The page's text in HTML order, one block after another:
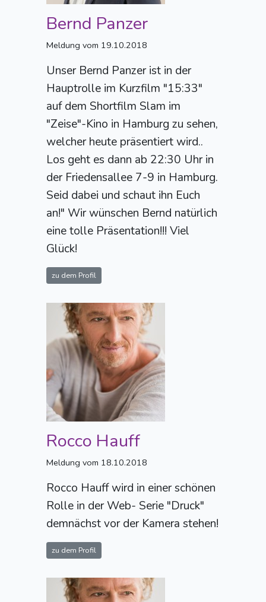
Bernd Panzer
Meldung vom 19.10.2018
Unser Bernd Panzer ist in der
Hauptrolle im Kurzfilm "15:33"
auf dem Shortfilm Slam im
"Zeise"-Kino in Hamburg zu sehen,
welcher heute präsentiert wird..
Los geht es dann ab 22:30 Uhr in
der Friedensallee 7-9 in Hamburg.
Seid dabei und schaut ihn Euch
an!" Wir wünschen Bernd natürlich
eine tolle Präsentation!!! Viel
Glück!
zu dem Profil
Rocco Hauff
Meldung vom 18.10.2018
Rocco Hauff wird in einer schönen
Rolle in der Web- Serie "Druck"
demnächst vor der Kamera stehen!
zu dem Profil